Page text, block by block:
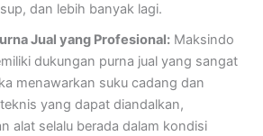
dan lebih banyak lagi.
Jual yang Profesional:Maksindo
dukungan purna jual yang sangat
menawarkan suku cadang dan
yang dapat diandalkan,
alat selalu berada dalam kondisi